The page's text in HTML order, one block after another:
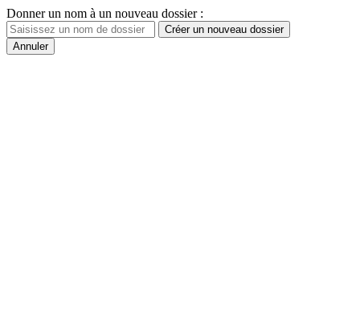
Donner un nom à un nouveau dossier :
Créer un nouveau dossier
Annuler